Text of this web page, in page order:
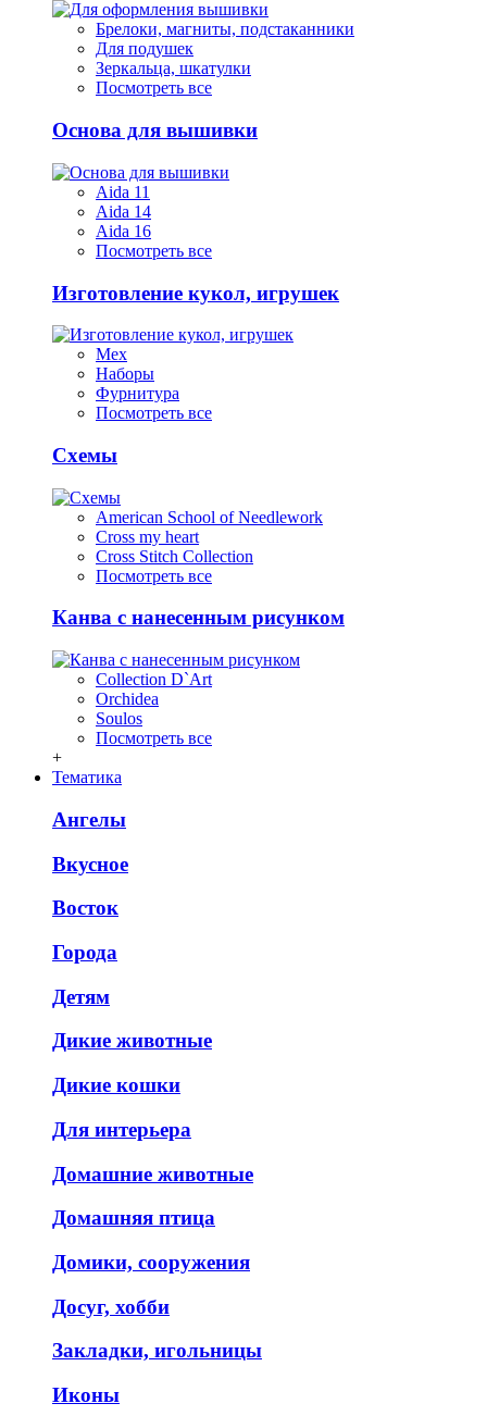
Брелоки, магниты, подстаканники
Для подушек
Зеркальца, шкатулки
Посмотреть все
Основа для вышивки
Aida 11
Aida 14
Aida 16
Посмотреть все
Изготовление кукол, игрушек
Мех
Наборы
Фурнитура
Посмотреть все
Схемы
American School of Needlework
Cross my heart
Cross Stitch Collection
Посмотреть все
Канва с нанесенным рисунком
Collection D`Art
Orchidea
Soulos
Посмотреть все
+
Тематика
Ангелы
Вкусное
Восток
Города
Детям
Дикие животные
Дикие кошки
Для интерьера
Домашние животные
Домашняя птица
Домики, сооружения
Досуг, хобби
Закладки, игольницы
Иконы